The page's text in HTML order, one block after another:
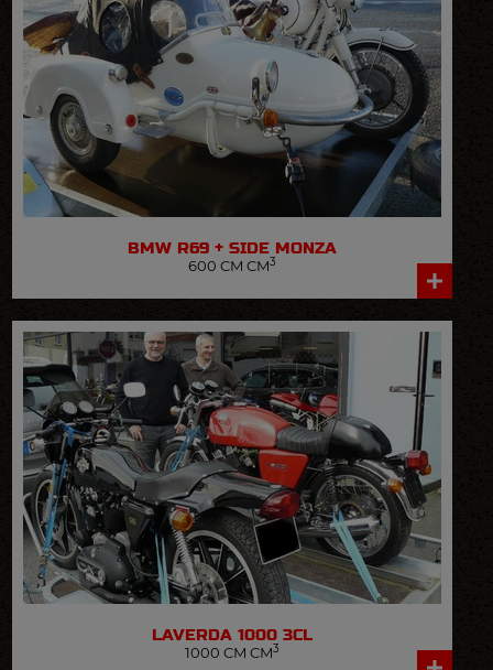
BMW R69 + SIDE MONZA
600 CM CM3
LAVERDA 1000 3CL
1000 CM CM3
VOIR LA FICHE DÉTAILLÉE